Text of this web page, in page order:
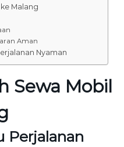
Malang
Aman
Nyaman
Sewa Mobil
Perjalanan